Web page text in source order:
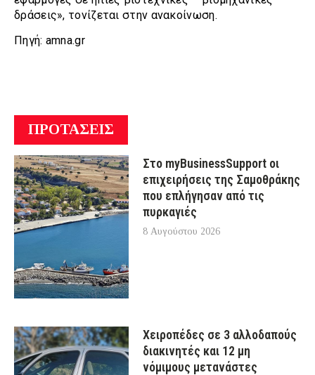
δράσεις», τονίζεται στην ανακοίνωση.
Πηγή: amna.gr
ΠΡΟΤΑΣΕΙΣ
Στο myBusinessSupport οι
επιχειρήσεις της Σαμοθράκης
που επλήγησαν από τις
πυρκαγιές
8 Αυγούστου 2026
Χειροπέδες σε 3 αλλοδαπούς
διακινητές και 12 μη
νόμιμους μετανάστες